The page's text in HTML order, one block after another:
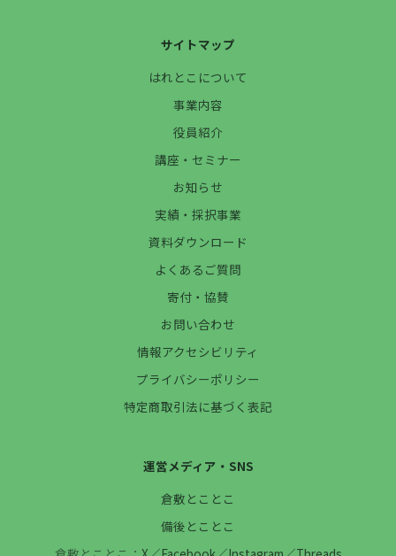
サイトマップ
はれとこについて
事業内容
役員紹介
講座・セミナー
お知らせ
実績・採択事業
資料ダウンロード
よくあるご質問
寄付・協賛
お問い合わせ
情報アクセシビリティ
プライバシーポリシー
特定商取引法に基づく表記
運営メディア・SNS
倉敷とことこ
備後とことこ